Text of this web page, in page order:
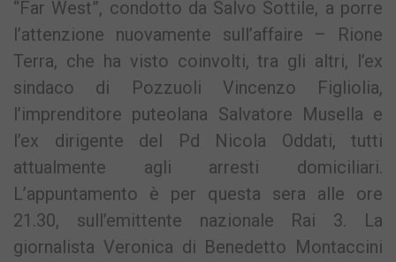
“Far West”, condotto da Salvo Sottile, a porre
l’attenzione nuovamente sull’affaire – Rione
Terra, che ha visto coinvolti, tra gli altri, l’ex
sindaco di Pozzuoli Vincenzo Figliolia,
l’imprenditore puteolana Salvatore Musella e
l’ex dirigente del Pd Nicola Oddati, tutti
attualmente agli arresti domiciliari.
L’appuntamento è per questa sera alle ore
21.30, sull’emittente nazionale Rai 3. La
giornalista Veronica di Benedetto Montaccini